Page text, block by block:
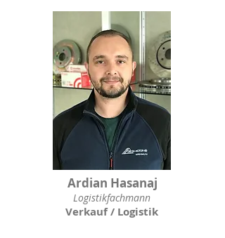
Ardian Hasanaj
Logistikfachmann
Verkauf / Logistik